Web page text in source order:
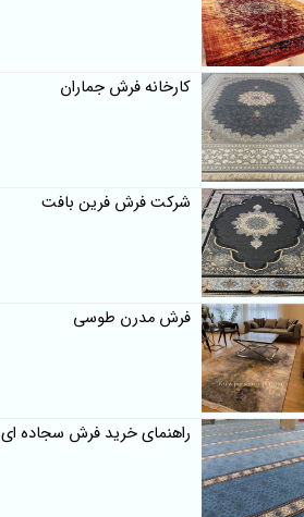
کارخانه فرش جماران
شرکت فرش فرین بافت
فرش مدرن طوسی
راهنمای خرید فرش سجاده ای